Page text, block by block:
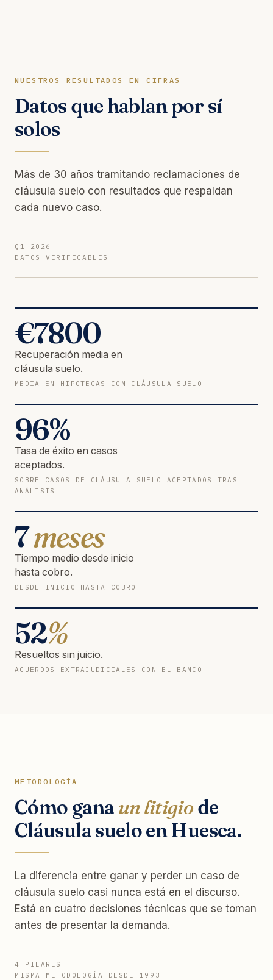
NUESTROS RESULTADOS EN CIFRAS
Datos que hablan por sí
solos
Más de 30 años tramitando reclamaciones de
cláusula suelo con resultados que respaldan
cada nuevo caso.
Q1 2026
DATOS VERIFICABLES
€7800
Recuperación media en
cláusula suelo.
MEDIA EN HIPOTECAS CON CLÁUSULA SUELO
96%
Tasa de éxito en casos
aceptados.
SOBRE CASOS DE CLÁUSULA SUELO ACEPTADOS TRAS
ANÁLISIS
7meses
Tiempo medio desde inicio
hasta cobro.
DESDE INICIO HASTA COBRO
52%
Resueltos sin juicio.
ACUERDOS EXTRAJUDICIALES CON EL BANCO
METODOLOGÍA
Cómo gana un litigio de
Cláusula suelo en Huesca.
La diferencia entre ganar y perder un caso de
cláusula suelo casi nunca está en el discurso.
Está en cuatro decisiones técnicas que se toman
antes de presentar la demanda.
4 PILARES
MISMA METODOLOGÍA DESDE 1993